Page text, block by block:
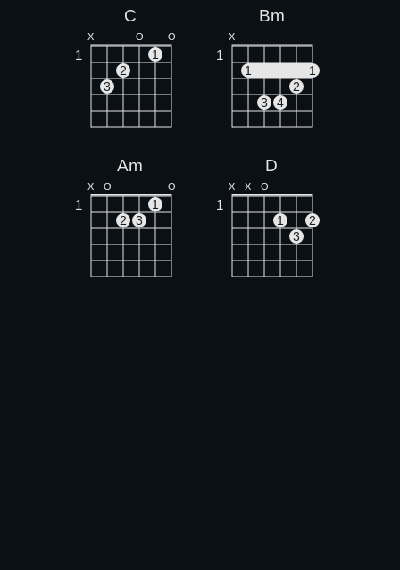
C
X O O
1
1
2
3
Bm
X
1
1
1
2
3
4
Am
X O O
1
1
2
3
D
X X O
1
1
2
3